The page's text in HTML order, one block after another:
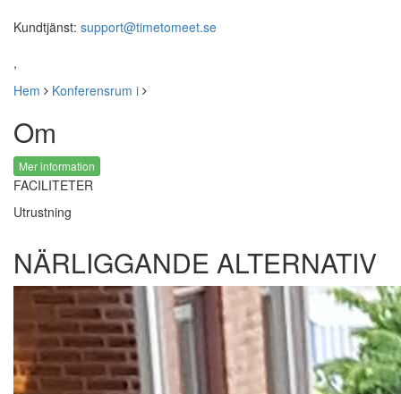
Kundtjänst: support@timetomeet.se
,
Hem
Konferensrum i
Om
Mer information
FACILITETER
Utrustning
NÄRLIGGANDE ALTERNATIV